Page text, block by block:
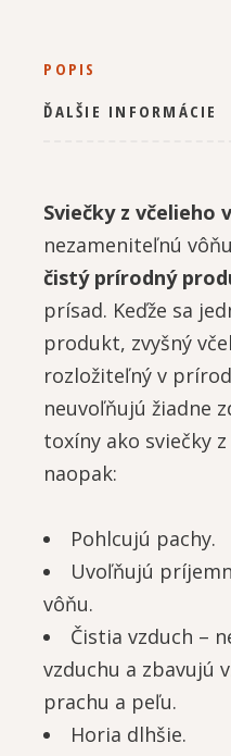
POPIS
ĎALŠIE INFORMÁCIE
Sviečky z včelieho
nezameniteľnú
čistý prírodný
prísad. Keďže sa
produkt, zvyšný
rozložiteľný v
neuvoľňujú žiadne
toxíny ako sviečky
naopak:
Pohlcujú pachy.
Uvoľňujú
vôňu.
Čistia vzduch –
vzduchu a zbavujú
prachu a peľu.
Horia dlhšie.